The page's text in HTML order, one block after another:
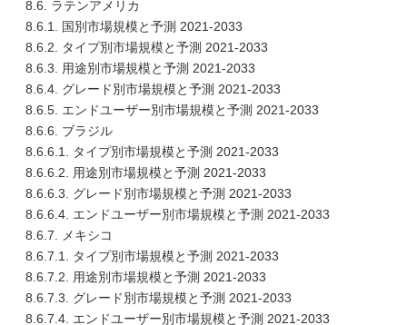
8.6. ラテンアメリカ
8.6.1. 国別市場規模と予測 2021-2033
8.6.2. タイプ別市場規模と予測 2021-2033
8.6.3. 用途別市場規模と予測 2021-2033
8.6.4. グレード別市場規模と予測 2021-2033
8.6.5. エンドユーザー別市場規模と予測 2021-2033
8.6.6. ブラジル
8.6.6.1. タイプ別市場規模と予測 2021-2033
8.6.6.2. 用途別市場規模と予測 2021-2033
8.6.6.3. グレード別市場規模と予測 2021-2033
8.6.6.4. エンドユーザー別市場規模と予測 2021-2033
8.6.7. メキシコ
8.6.7.1. タイプ別市場規模と予測 2021-2033
8.6.7.2. 用途別市場規模と予測 2021-2033
8.6.7.3. グレード別市場規模と予測 2021-2033
8.6.7.4. エンドユーザー別市場規模と予測 2021-2033